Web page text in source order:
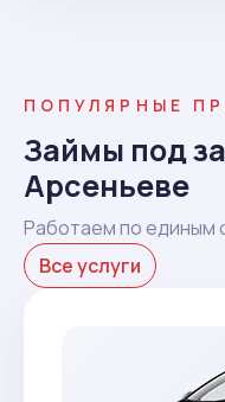
ПОПУЛЯРНЫЕ
Займы под
Арсеньеве
Работаем по единым
Все услуги